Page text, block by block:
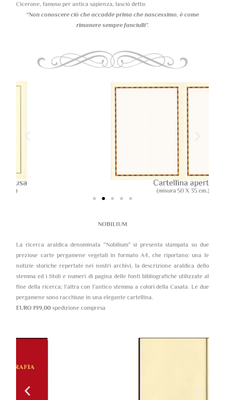
Cicerone, famoso per antica sapienza, lasciò detto:
“Non conoscere ciò che accadde prima che nascessimo, è come
rimanere sempre fanciulli”.
NOBILIUM
La ricerca araldica denominata “Nobilium” si presenta stampata su due
preziose carte pergamene vegetali in formato A4, che riportano: una le
notizie storiche repertate nei nostri archivi, la descrizione araldica dello
stemma ed i titoli e numeri di pagina delle fonti bibliografiche utilizzate al
fine della ricerca; l’altra con l’antico stemma a colori della Casata. Le due
pergamene sono racchiuse in una elegante cartellina.
EURO 199,00 spedizione compresa